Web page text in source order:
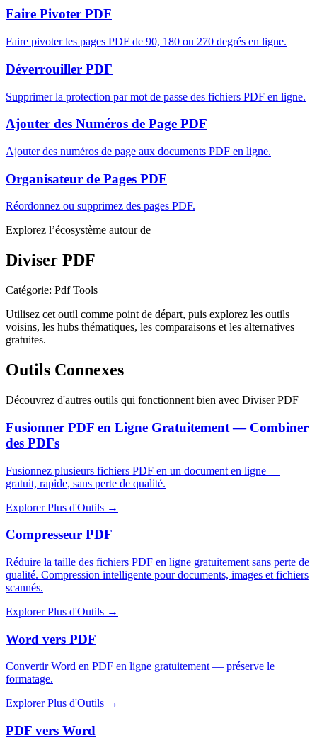
Faire Pivoter PDF
Faire pivoter les pages PDF de 90, 180 ou 270 degrés en ligne.
Déverrouiller PDF
Supprimer la protection par mot de passe des fichiers PDF en ligne.
Ajouter des Numéros de Page PDF
Ajouter des numéros de page aux documents PDF en ligne.
Organisateur de Pages PDF
Réordonnez ou supprimez des pages PDF.
Explorez l’écosystème autour de
Diviser PDF
Catégorie: Pdf Tools
Utilisez cet outil comme point de départ, puis explorez les outils
voisins, les hubs thématiques, les comparaisons et les alternatives
gratuites.
Outils Connexes
Découvrez d'autres outils qui fonctionnent bien avec Diviser PDF
Fusionner PDF en Ligne Gratuitement — Combiner
des PDFs
Fusionnez plusieurs fichiers PDF en un document en ligne —
gratuit, rapide, sans perte de qualité.
Explorer Plus d'Outils →
Compresseur PDF
Réduire la taille des fichiers PDF en ligne gratuitement sans perte de
qualité. Compression intelligente pour documents, images et fichiers
scannés.
Explorer Plus d'Outils →
Word vers PDF
Convertir Word en PDF en ligne gratuitement — préserve le
formatage.
Explorer Plus d'Outils →
PDF vers Word